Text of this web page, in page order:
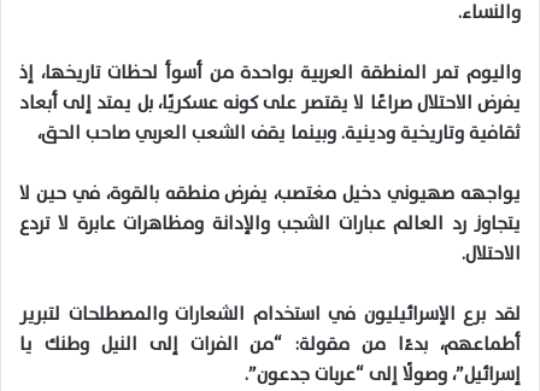
والنساء.
واليوم تمر المنطقة العربية بواحدة من أسوأ لحظات تاريخها، إذ
يفرض الاحتلال صراعًا لا يقتصر على كونه عسكريًا، بل يمتد إلى أبعاد
ثقافية وتاريخية ودينية. وبينما يقف الشعب العربي صاحب الحق،
يواجهه صهيوني دخيل مغتصب، يفرض منطقه بالقوة، في حين لا
يتجاوز رد العالم عبارات الشجب والإدانة ومظاهرات عابرة لا تردع
الاحتلال.
لقد برع الإسرائيليون في استخدام الشعارات والمصطلحات لتبرير
أطماعهم، بدءًا من مقولة: “من الفرات إلى النيل وطنك يا
إسرائيل”، وصولًا إلى “عربات جدعون”.